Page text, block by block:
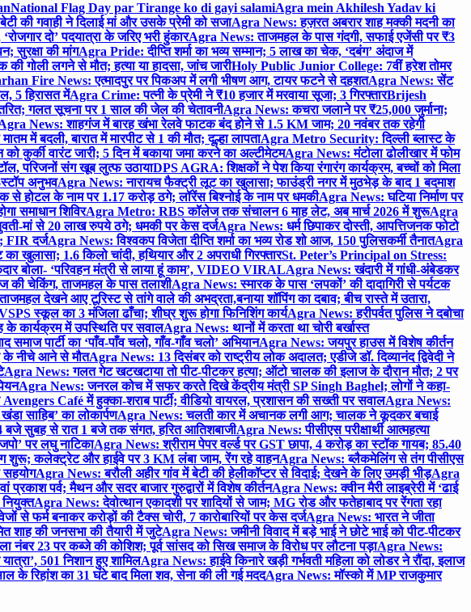
National Flag Day par Tirange ko di gayi salamiAgra mein Akhilesh Yadav ki
की गवाही ने दिलाई मां और उसके प्रेमी को सजाAgra News: हज़रत अबरार शाह मक्की मदनी का
दो’ पदयात्रा के जरिए भरी हुंकारAgra News: ताजमहल के पास गंदगी, सफाई एजेंसी पर ₹3
सुरक्षा की मांगAgra Pride: दीप्ति शर्मा का भव्य सम्मान; 5 लाख का चेक, ‘दबंग’ अंदाज में
गोली लगने से मौत; हत्या या हादसा, जांच जारीHoly Public Junior College: 7वीं हरेश तोमर
Fire News: एत्मादपुर पर पिकअप में लगी भीषण आग, टायर फटने से दहशतAgra News: सेंट
5 हिरासत मेंAgra Crime: पत्नी के प्रेमी ने ₹10 हजार में मरवाया सूजा; 3 गिरफ्तारBrijesh
गलत सूचना पर 1 साल की जेल की चेतावनीAgra News: कचरा जलाने पर ₹25,000 जुर्माना;
News: शाहगंज में बारह खंभा रेलवे फाटक बंद होने से 1.5 KM जाम; 20 नवंबर तक रहेगी
में बदली, बारात में मारपीट से 1 की मौत; दूल्हा लापताAgra Metro Security: दिल्ली ब्लास्ट के
कुर्की वारंट जारी; 5 दिन में बकाया जमा करने का अल्टीमेटमAgra News: मंटोला ढोलीखार में फोम
परिजनों संग खूब लुत्फ उठायाDPS AGRA: शिक्षकों ने पेश किया रंगारंग कार्यक्रम, बच्चों को मिला
अनुभवAgra News: नारायच फैक्ट्री लूट का खुलासा; फाउंड्री नगर में मुठभेड़ के बाद 1 बदमाश
से होटल के नाम पर 1.17 करोड़ ठगे; लॉरेंस बिश्नोई के नाम पर धमकीAgra News: घटिया निर्माण पर
समाधान शिविरAgra Metro: RBS कॉलेज तक संचालन 6 माह लेट, अब मार्च 2026 में शुरूAgra
मां से 20 लाख रुपये ठगे; धमकी पर केस दर्जAgra News: धर्म छिपाकर दोस्ती, आपत्तिजनक फोटो
FIR दर्जAgra News: विश्वकप विजेता दीप्ति शर्मा का भव्य रोड शो आज, 150 पुलिसकर्मी तैनातAgra
खुलासा; 1.6 किलो चांदी, हथियार और 2 अपराधी गिरफ्तारSt. Peter’s Principal on Stress:
बोला- ‘परिवहन मंत्री से लाया हूं काम’, VIDEO VIRALAgra News: खंदारी में गांधी-अंबेडकर
की चेकिंग, ताजमहल के पास तलाशीAgra News: स्मारक के पास ‘लपकों’ की दादागिरी से पर्यटक
देखने आए टूरिस्ट से तांगे वाले की अभद्रता,बनाया शॉपिंग का दबाव; बीच रास्ते में उतारा,
स्कूल का 3 मंजिला ढाँचा; शीघ्र शुरू होगा फिनिशिंग कार्यAgra News: हरीपर्वत पुलिस ने दबोचा
कार्यक्रम में उपस्थिति पर सवालAgra News: थानों में करता था चोरी बर्खास्त
पार्टी का ‘पाँव-पाँव चलो, गाँव-गाँव चलो’ अभियानAgra News: जयपुर हाउस में विशेष कीर्तन
के नीचे आने से मौतAgra News: 13 दिसंबर को राष्ट्रीय लोक अदालत; एडीजे डॉ. दिव्यानंद द्विवेदी ने
Agra News: गलत गेट खटखटाया तो पीट-पीटकर हत्या; ऑटो चालक की इलाज के दौरान मौत; 2 पर
Agra News: जनरल कोच में सफर करते दिखे केंद्रीय मंत्री SP Singh Baghel; लोगों ने कहा-
Café में हुक्का-शराब पार्टी; वीडियो वायरल, प्रशासन की सख्ती पर सवालAgra News:
साहिब’ का लोकार्पणAgra News: चलती कार में अचानक लगी आग; चालक ने कूदकर बचाई
सुबह से रात 1 बजे तक संगत, हरित आतिशबाजीAgra News: पीसीएस परीक्षार्थी आत्महत्या
पर लघु नाटिकाAgra News: श्रीराम पेपर वर्ल्ड पर GST छापा, 4 करोड़ का स्टॉक गायब; 85.40
शुरू; कलेक्ट्रेट और हाईवे पर 3 KM लंबा जाम, रेंग रहे वाहनAgra News: ब्लैकमेलिंग से तंग पीसीएस
Agra News: बरौली अहीर गांव में बेटी की हेलीकॉप्टर से विदाई; देखने के लिए उमड़ी भीड़Agra
पर्व; मैथन और सदर बाजार गुरुद्वारों में विशेष कीर्तनAgra News: क्वीन मैरी लाइब्रेरी में ‘ढाई
Agra News: देवोत्थान एकादशी पर शादियों से जाम; MG रोड और फतेहाबाद पर रेंगता रहा
से फर्म बनाकर करोड़ों की टैक्स चोरी, 7 कारोबारियों पर केस दर्जAgra News: भारत ने जीता
शाह की जनसभा की तैयारी में जुटेAgra News: जमीनी विवाद में बड़े भाई ने छोटे भाई को पीट-पीटकर
नंबर 23 पर कब्जे की कोशिश; पूर्व सांसद को सिख समाज के विरोध पर लौटना पड़ाAgra News:
501 निशान हुए शामिलAgra News: हाईवे किनारे खड़ी गर्भवती महिला को लोडर ने रौंदा, इलाज
के रिहांश का 31 घंटे बाद मिला शव, सेना की ली गई मददAgra News: मॉस्को में MP राजकुमार